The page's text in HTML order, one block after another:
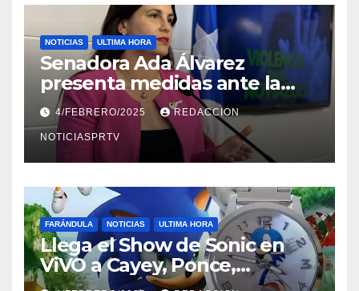
NOTICIAS ULTIMA HORA
Senadora Ada Álvarez
presenta medidas ante la
violencia en el noviazgo
4/FEBRERO/2025 REDACCION
NOTICIASPRTV
FARÁNDULA NOTICIAS ULTIMA HORA
Llega el Show de Sonic en
ViVO a Cayey, Ponce,
Barceloneta y Humacao,